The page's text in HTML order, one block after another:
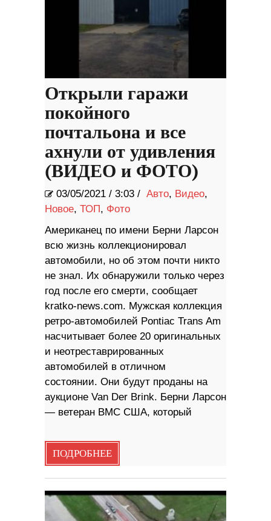
Открыли гаражи
покойного
почтальона и все
ахнули от удивления
(ВИДЕО и ФОТО)
03/05/2021 / 3:03 / Авто, Видео,
Новое, ТОП, Фото
Американец по имени Берни Ларсон
всю жизнь коллекционировал
автомобили, но об этом почти никто
не знал. Их обнаружили только через
год после его смерти, сообщает
kratko-news.com. Мужская коллекция
ретро-автомобилей Pontiac Trans Am
насчитывает более 20 оригинальных
и неотреставрированных
автомобилей в отличном
состоянии. Они будут проданы на
аукционе Van Der Brink. Берни Ларсон
— ветеран ВМС США, который
ПОДРОБНЕЕ